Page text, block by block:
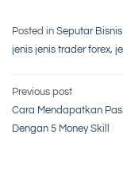
Posted in Seputar Bisnis
jenis jenis trader forex,
Post
navigation
Previous post
Cara Mendapatkan
Dengan 5 Money Skill